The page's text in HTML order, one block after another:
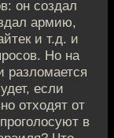
он создал
армию,
и т.д. и
Но на
разломается
если
отходят от
в